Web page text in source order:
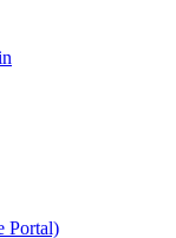
Portal)